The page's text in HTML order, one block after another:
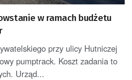
w ramach budżetu
przy ulicy Hutniczej
pumptrack. Koszt zadania to
Urząd...